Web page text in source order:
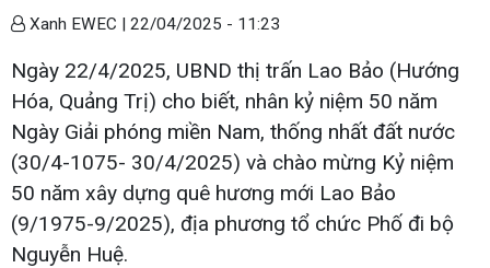
Xanh EWEC | 22/04/2025 - 11:23
Ngày 22/4/2025, UBND thị trấn Lao Bảo (Hướng
Hóa, Quảng Trị) cho biết, nhân kỷ niệm 50 năm
Ngày Giải phóng miền Nam, thống nhất đất nước
(30/4-1075- 30/4/2025) và chào mừng Kỷ niệm
50 năm xây dựng quê hương mới Lao Bảo
(9/1975-9/2025), địa phương tổ chức Phố đi bộ
Nguyễn Huệ.